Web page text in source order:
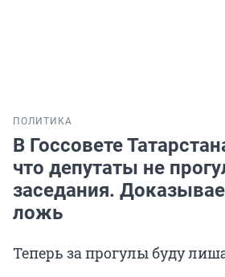
ПОЛИТИКА
В Госсовете
что депутаты не
заседания.
ложь
Теперь за прогулы буду